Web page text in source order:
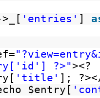
'entries' ]
?>"><?
[ 'title' ];
$entry [